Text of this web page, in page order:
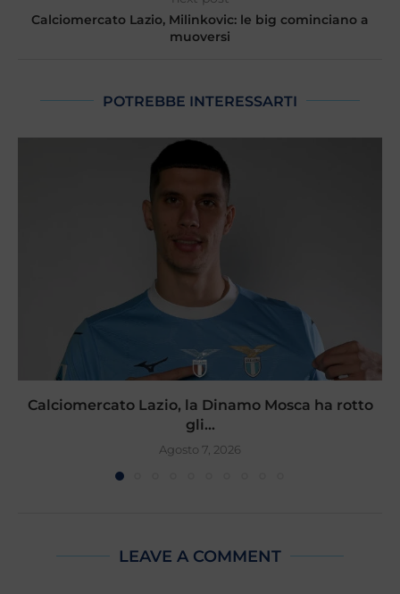
Calciomercato Lazio, Milinkovic: le big cominciano a
muoversi
POTREBBE INTERESSARTI
Calciomercato Lazio, la Dinamo Mosca ha rotto
gli...
Agosto 7, 2026
LEAVE A COMMENT